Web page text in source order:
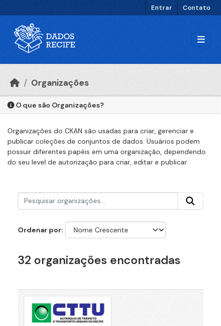
Entrar Contato
Organizações
O que são Organizações?
Organizações do CKAN são usadas para criar, gerenciar e
publicar coleções de conjuntos de dados. Usuários podem
possuir diferentes papéis em uma organização, dependendo
do seu level de autorização para criar, editar e publicar.
Ordenar por
32 organizações encontradas